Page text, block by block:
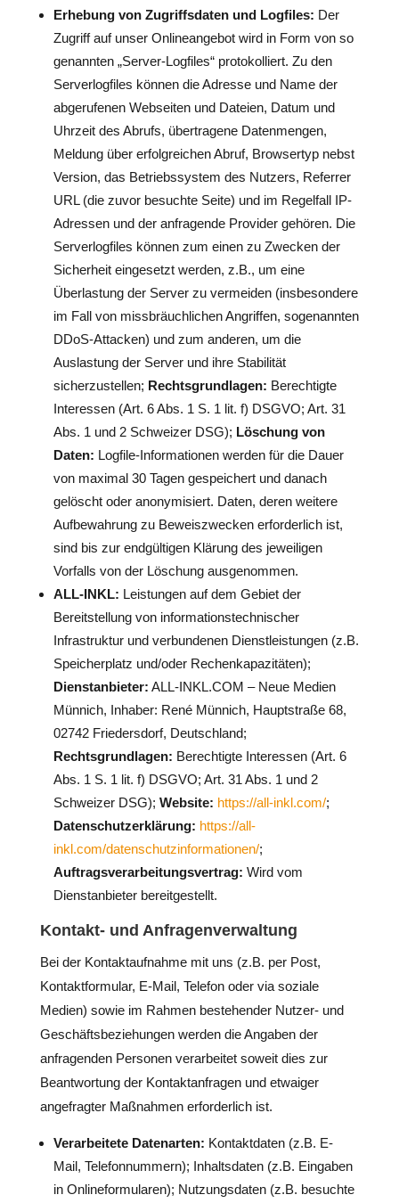
Erhebung von Zugriffsdaten und Logfiles: Der
Zugriff auf unser Onlineangebot wird in Form von so
genannten „Server-Logfiles“ protokolliert. Zu den
Serverlogfiles können die Adresse und Name der
abgerufenen Webseiten und Dateien, Datum und
Uhrzeit des Abrufs, übertragene Datenmengen,
Meldung über erfolgreichen Abruf, Browsertyp nebst
Version, das Betriebssystem des Nutzers, Referrer
URL (die zuvor besuchte Seite) und im Regelfall IP-
Adressen und der anfragende Provider gehören. Die
Serverlogfiles können zum einen zu Zwecken der
Sicherheit eingesetzt werden, z.B., um eine
Überlastung der Server zu vermeiden (insbesondere
im Fall von missbräuchlichen Angriffen, sogenannten
DDoS-Attacken) und zum anderen, um die
Auslastung der Server und ihre Stabilität
sicherzustellen; Rechtsgrundlagen: Berechtigte
Interessen (Art. 6 Abs. 1 S. 1 lit. f) DSGVO; Art. 31
Abs. 1 und 2 Schweizer DSG); Löschung von
Daten: Logfile-Informationen werden für die Dauer
von maximal 30 Tagen gespeichert und danach
gelöscht oder anonymisiert. Daten, deren weitere
Aufbewahrung zu Beweiszwecken erforderlich ist,
sind bis zur endgültigen Klärung des jeweiligen
Vorfalls von der Löschung ausgenommen.
ALL-INKL: Leistungen auf dem Gebiet der
Bereitstellung von informationstechnischer
Infrastruktur und verbundenen Dienstleistungen (z.B.
Speicherplatz und/oder Rechenkapazitäten);
Dienstanbieter: ALL-INKL.COM – Neue Medien
Münnich, Inhaber: René Münnich, Hauptstraße 68,
02742 Friedersdorf, Deutschland;
Rechtsgrundlagen: Berechtigte Interessen (Art. 6
Abs. 1 S. 1 lit. f) DSGVO; Art. 31 Abs. 1 und 2
Schweizer DSG); Website: https://all-inkl.com/;
Datenschutzerklärung: https://all-
inkl.com/datenschutzinformationen/;
Auftragsverarbeitungsvertrag: Wird vom
Dienstanbieter bereitgestellt.
Kontakt- und Anfragenverwaltung
Bei der Kontaktaufnahme mit uns (z.B. per Post,
Kontaktformular, E-Mail, Telefon oder via soziale
Medien) sowie im Rahmen bestehender Nutzer- und
Geschäftsbeziehungen werden die Angaben der
anfragenden Personen verarbeitet soweit dies zur
Beantwortung der Kontaktanfragen und etwaiger
angefragter Maßnahmen erforderlich ist.
Verarbeitete Datenarten: Kontaktdaten (z.B. E-
Mail, Telefonnummern); Inhaltsdaten (z.B. Eingaben
in Onlineformularen); Nutzungsdaten (z.B. besuchte